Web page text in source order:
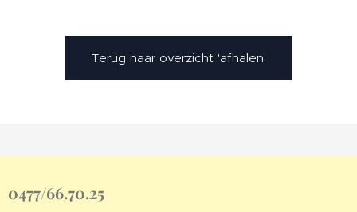
Terug naar overzicht 'afhalen'
0477/66.70.25